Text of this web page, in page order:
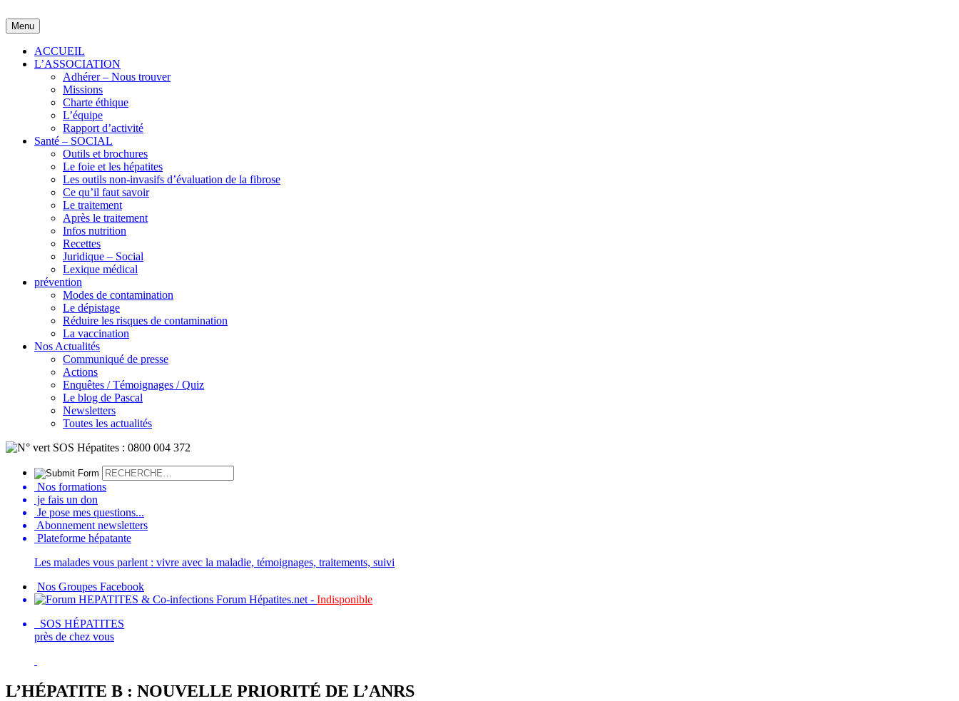
to
content
Menu
ACCUEIL
L’ASSOCIATION
Adhérer – Nous trouver
Missions
Charte éthique
L’équipe
Rapport d’activité
Santé – SOCIAL
Outils et brochures
Le foie et les hépatites
Les outils non-invasifs d’évaluation de la fibrose
Ce qu’il faut savoir
Le traitement
Après le traitement
Infos nutrition
Recettes
Juridique – Social
Lexique médical
prévention
Modes de contamination
Le dépistage
Réduire les risques de contamination
La vaccination
Nos Actualités
Communiqué de presse
Actions
Enquêtes / Témoignages / Quiz
Le blog de Pascal
Newsletters
Toutes les actualités
Nos formations
je fais un don
Je pose mes questions...
Abonnement newsletters
Plateforme hépatante
Les malades vous parlent : vivre avec la maladie, témoignages, traitements, suivi
Nos Groupes Facebook
Forum Hépatites.net - Indisponible
SOS HÉPATITES
près de chez vous
L’HÉPATITE B : NOUVELLE PRIORITÉ DE L’ANRS